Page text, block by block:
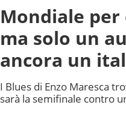
Mondiale per
ma solo un
ancora un
I Blues di Enzo Maresca
sarà la semifinale contro